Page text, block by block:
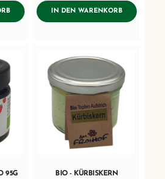
ADDTOCART IN DEN WARENKORBADDTOCART
95G
BIO - KÜRBISKERN